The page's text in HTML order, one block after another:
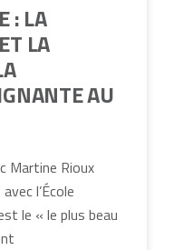
: LA
LA
AU
Martine Rioux
l’École
le « le plus beau